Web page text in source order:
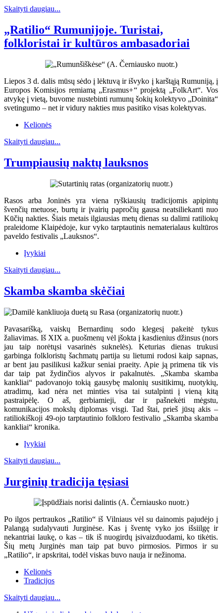
Skaityti daugiau...
„Ratilio“ Rumunijoje. Turistai,
folkloristai ir kultūros ambasadoriai
Liepos 3 d. dalis mūsų sėdo į lėktuvą ir išvyko į karštąją Rumuniją, į
Europos Komisijos remiamą „Erasmus+“ projektą „FolkArt“. Vos
atvykę į vietą, buvome nustebinti rumunų šokių kolektyvo „Doinita“
svetingumo – net ir vidury nakties mus pasitiko visas kolektyvas.
Kelionės
Skaityti daugiau...
Trumpiausių naktų lauksnos
Rasos arba Joninės yra viena ryškiausių tradicijomis apipintų
švenčių metuose, burtų ir įvairių papročių gausa neatsiliekanti nuo
Kūčių nakties. Šiais metais ilgiausias metų dienas su dalimi ratiliokų
praleidome Klaipėdoje, kur vyko tarptautinis nematerialaus kultūros
paveldo festivalis „Lauksnos“.
Įvykiai
Skaityti daugiau...
Skamba skamba skėčiai
Pavasarišką, vaiskų Bernardinų sodo klegesį pakeitė tykus
žaliavimas. Iš XIX a. puošmenų vėl įšokta į kasdienius džinsus (nors
jau taip norėtųsi vasarinės suknelės). Keturias dienas trukusi
garbinga folkloristų šachmatų partija su lietumi rodosi kaip sapnas,
ar bent jau pasilikusi kažkur seniai praeity. Apie ją primena tik vis
dar taip pat žydinčios alyvos ir pakalnutės. „Skamba skamba
kankliai“ padovanojo tokią gausybę malonių susitikimų, nuotykių,
atradimų, kad nėra net minties visa tai sutalpinti į vieną kitą
pastraipėlę. O aš, gerbiamieji, dar ir pašnekėti mėgstu,
komunikacijos mokslų diplomas visgi. Tad štai, prieš jūsų akis –
ratiliokiškoji 49-ojo tarptautinio folkloro festivalio „Skamba skamba
kankliai“ kronika.
Įvykiai
Skaityti daugiau...
Jurginių tradicija tęsiasi
Po ilgos pertraukos „Ratilio“ iš Vilniaus vėl su dainomis pajudėjo į
Palangą sudalyvauti Jurginėse. Kas į šventę vyko jos išsiilgę ir
nekantriai laukę, o kas – tik iš nuogirdų įsivaizduodami, ko tikėtis.
Šių metų Jurginės man taip pat buvo pirmosios. Pirmos ir su
„Ratilio“, ir apskritai, todėl viskas buvo nauja ir nežinoma.
Kelionės
Tradicijos
Skaityti daugiau...